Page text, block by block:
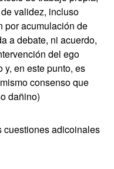
validez, incluso
por acumulación de
a debate, ni acuerdo,
del ego
y, en este punto, es
consenso que
dañino)
cuestiones adicoinales